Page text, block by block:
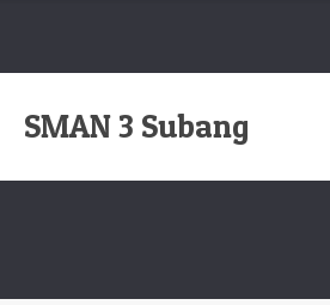
SMAN 3 Subang